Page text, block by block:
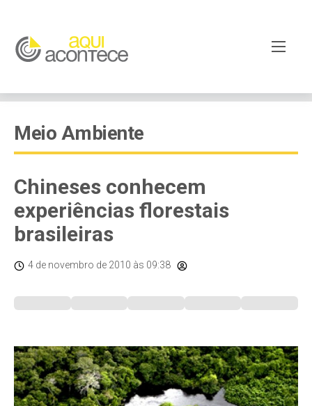
Meio Ambiente
Chineses conhecem
experiências florestais
brasileiras
4 de novembro de 2010 às 09:38